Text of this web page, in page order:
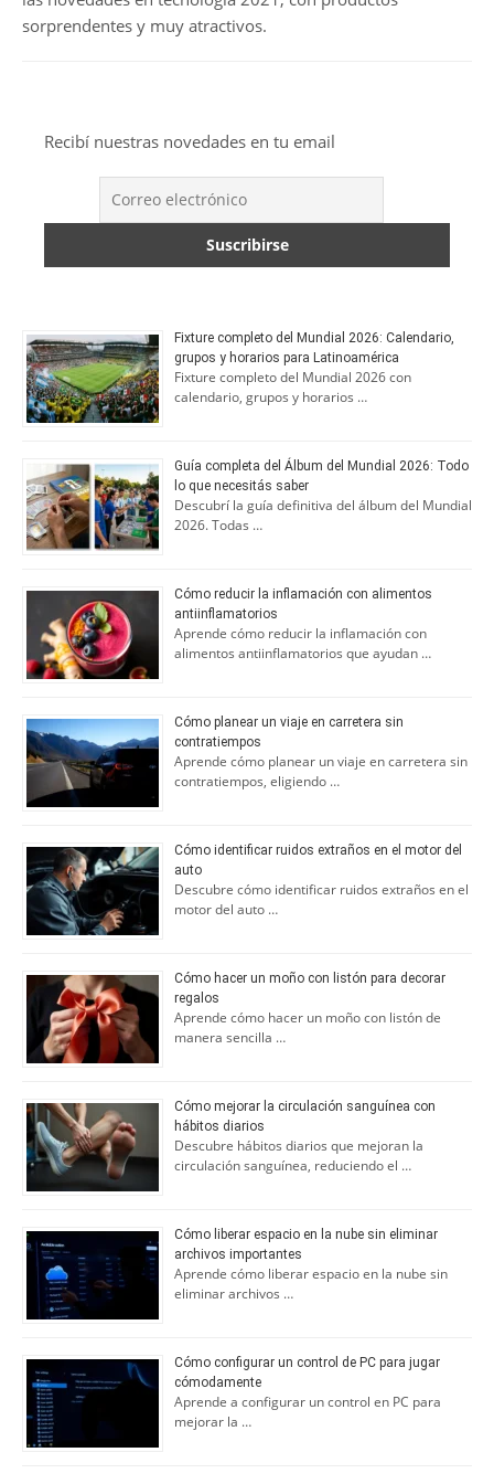
sorprendentes y muy atractivos.
Recibí nuestras novedades en tu email
Fixture completo del Mundial 2026: Calendario,
grupos y horarios para Latinoamérica
Fixture completo del Mundial 2026 con
calendario, grupos y horarios …
Guía completa del Álbum del Mundial 2026: Todo
lo que necesitás saber
Descubrí la guía definitiva del álbum del Mundial
2026. Todas …
Cómo reducir la inflamación con alimentos
antiinflamatorios
Aprende cómo reducir la inflamación con
alimentos antiinflamatorios que ayudan …
Cómo planear un viaje en carretera sin
contratiempos
Aprende cómo planear un viaje en carretera sin
contratiempos, eligiendo …
Cómo identificar ruidos extraños en el motor del
auto
Descubre cómo identificar ruidos extraños en el
motor del auto …
Cómo hacer un moño con listón para decorar
regalos
Aprende cómo hacer un moño con listón de
manera sencilla …
Cómo mejorar la circulación sanguínea con
hábitos diarios
Descubre hábitos diarios que mejoran la
circulación sanguínea, reduciendo el …
Cómo liberar espacio en la nube sin eliminar
archivos importantes
Aprende cómo liberar espacio en la nube sin
eliminar archivos …
Cómo configurar un control de PC para jugar
cómodamente
Aprende a configurar un control en PC para
mejorar la …